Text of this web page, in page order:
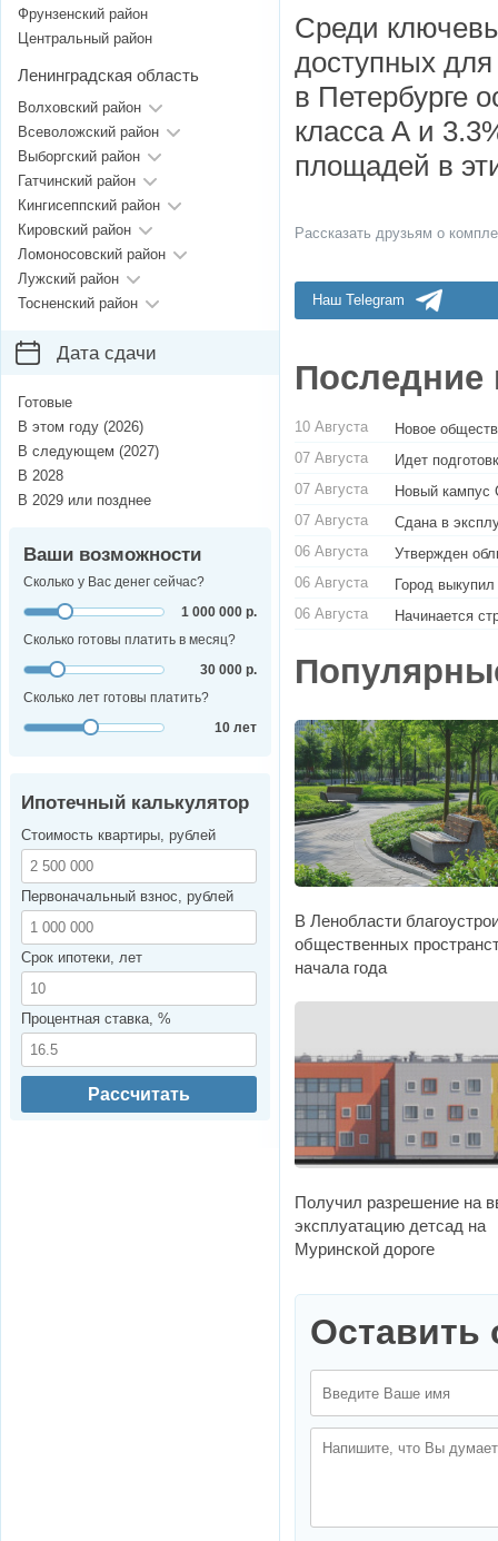
Среди
доступных
в Петербурге
класса А и
площадей в
Рассказать друзьям о
Наш Telegram
Последние
10 Августа
Новое
07 Августа
Идет
07 Августа
Новый кампус
07 Августа
Сдана в
06 Августа
Утвержден
06 Августа
Город
06 Августа
Начинается
В Ленобласти
общественных
начала года
Получил разрешение на
эксплуатацию детсад на
Муринской дороге
Оставить
Фрунзенский район
Центральный район
Ленинградская область
Волховский район
Всеволожский район
Выборгский район
Гатчинский район
Кингисеппский район
Кировский район
Ломоносовский район
Лужский район
Тосненский район
Дата сдачи
Готовые
В этом году (2026)
В следующем (2027)
В 2028
В 2029 или позднее
Ваши возможности
Сколько у Вас денег сейчас?
1 000 000 р.
Сколько готовы платить в месяц?
30 000 р.
Сколько лет готовы платить?
10 лет
Ипотечный калькулятор
Стоимость квартиры, рублей
Первоначальный взнос, рублей
Срок ипотеки, лет
Процентная ставка, %
Рассчитать